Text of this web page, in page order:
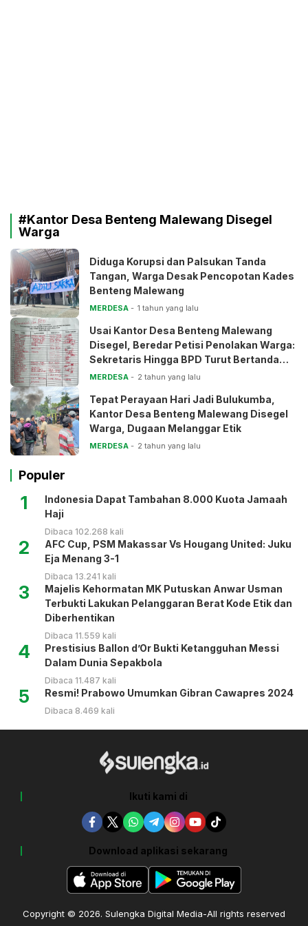
#Kantor Desa Benteng Malewang Disegel
Warga
Diduga Korupsi dan Palsukan Tanda
Tangan, Warga Desak Pencopotan Kades
Benteng Malewang
MERDESA 1 tahun yang lalu
Usai Kantor Desa Benteng Malewang
Disegel, Beredar Petisi Penolakan Warga:
Sekretaris Hingga BPD Turut Bertanda
Tangan
MERDESA 2 tahun yang lalu
Tepat Perayaan Hari Jadi Bulukumba,
Kantor Desa Benteng Malewang Disegel
Warga, Dugaan Melanggar Etik
MERDESA 2 tahun yang lalu
Populer
1
Indonesia Dapat Tambahan 8.000 Kuota Jamaah
Haji
Dibaca 102.268 kali
2
AFC Cup, PSM Makassar Vs Hougang United: Juku
Eja Menang 3-1
Dibaca 13.241 kali
3
Majelis Kehormatan MK Putuskan Anwar Usman
Terbukti Lakukan Pelanggaran Berat Kode Etik dan
Diberhentikan
Dibaca 11.559 kali
4
Prestisius Ballon d’Or Bukti Ketangguhan Messi
Dalam Dunia Sepakbola
Dibaca 11.487 kali
5 Resmi! Prabowo Umumkan Gibran Cawapres 2024
Dibaca 8.469 kali
Ikuti kami di
Download aplikasi sekarang
Copyright © 2026. Sulengka Digital Media-All rights reserved